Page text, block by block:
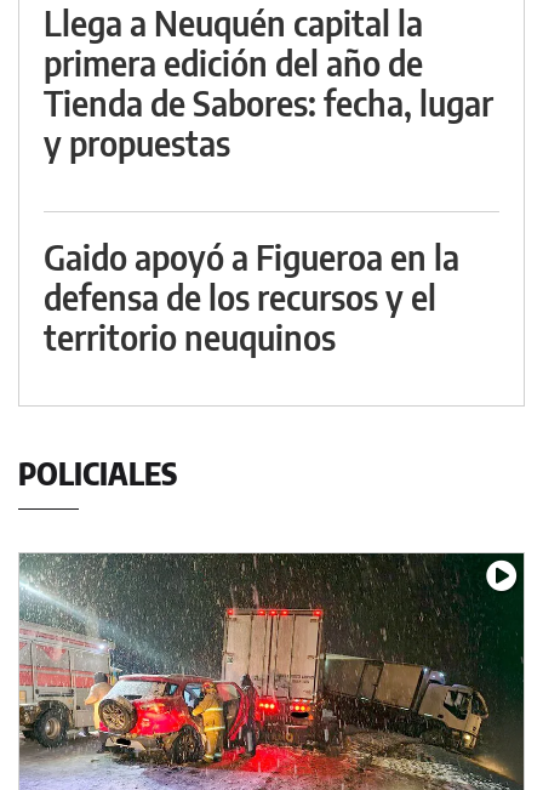
Llega a Neuquén capital la
primera edición del año de
Tienda de Sabores: fecha, lugar
y propuestas
Gaido apoyó a Figueroa en la
defensa de los recursos y el
territorio neuquinos
POLICIALES